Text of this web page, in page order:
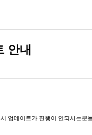
안내
업데이트가 진행이 안되시는분